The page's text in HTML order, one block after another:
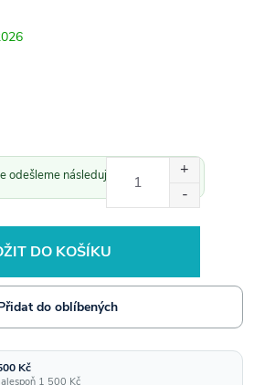
odešleme následující pracovní den.
DO KOŠÍKU
do oblíbených
Kč
1 500 Kč